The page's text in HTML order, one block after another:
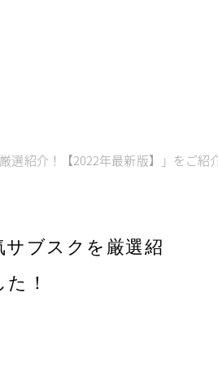
紹介！【2022年最新版】」をご紹
ブスクを厳選紹
！